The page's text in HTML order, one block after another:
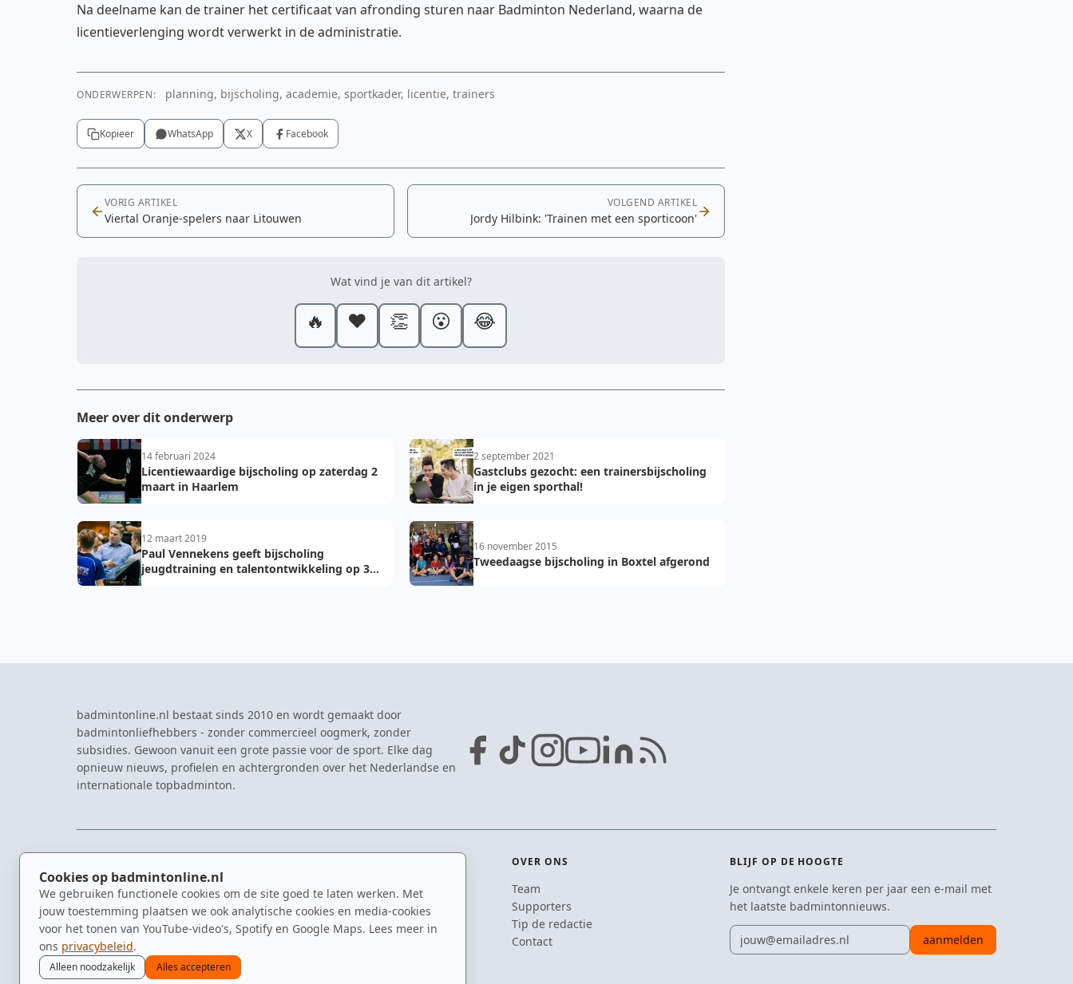
Cookies op badmintonline.nl
We gebruiken functionele cookies om de site goed te laten werken. Met
jouw toestemming plaatsen we ook analytische cookies en media-cookies
voor het tonen van YouTube-video's, Spotify en Google Maps. Lees meer in
ons privacybeleid.
Alleen noodzakelijk
Alles accepteren
Na deelname kan de trainer het certificaat van afronding sturen naar Badminton Nederland, waarna de
licentieverlenging wordt verwerkt in de administratie.
ONDERWERPEN: planning, bijscholing, academie, sportkader, licentie, trainers
Kopieer WhatsApp X Facebook
VORIG ARTIKEL
Viertal Oranje-spelers naar Litouwen
VOLGEND ARTIKEL
Jordy Hilbink: 'Trainen met een sporticoon'
Wat vind je van dit artikel?
🔥 ❤️ 👏 😮 😂
Meer over dit onderwerp
14 februari 2024
Licentiewaardige bijscholing op zaterdag 2
maart in Haarlem
2 september 2021
Gastclubs gezocht: een trainersbijscholing
in je eigen sporthal!
12 maart 2019
Paul Vennekens geeft bijscholing
jeugdtraining en talentontwikkeling op 30
16 november 2015
Tweedaagse bijscholing in Boxtel afgerond
badmintonline.nl bestaat sinds 2010 en wordt gemaakt door
badmintonliefhebbers - zonder commercieel oogmerk, zonder
subsidies. Gewoon vanuit een grote passie voor de sport. Elke dag
opnieuw nieuws, profielen en achtergronden over het Nederlandse en
internationale topbadminton.
Nieuws
Kennisbank
Spelers
Clubs
Video's
Eredivisie
NK Badminton
Dutch Open
Zomerbadminton
OVER ONS
Team
Supporters
Tip de redactie
Contact
BLIJF OP DE HOOGTE
Je ontvangt enkele keren per jaar een e-mail met
het laatste badmintonnieuws.
E-mailadres
aanmelden